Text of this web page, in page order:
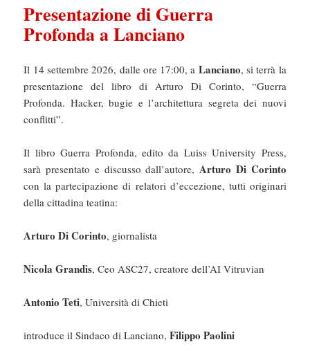
Presentazione di Guerra
Profonda a Lanciano
Il 14 settembre 2026, dalle ore 17:00, a Lanciano, si terrà la
presentazione del libro di Arturo Di Corinto, “Guerra
Profonda. Hacker, bugie e l’architettura segreta dei nuovi
conflitti”.
Il libro Guerra Profonda, edito da Luiss University Press,
sarà presentato e discusso dall’autore,Arturo Di Corinto
con la partecipazione di relatori d’eccezione, tutti originari
della cittadina teatina:
Arturo Di Corinto, giornalista
Nicola Grandis, Ceo ASC27, creatore dell’AI Vitruvian
Antonio Teti, Università di Chieti
introduce il Sindaco di Lanciano,Filippo Paolini